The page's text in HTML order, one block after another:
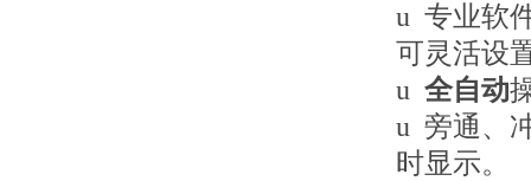
u 专业软
可灵活设
u 全自动
u 旁通、
时显示。